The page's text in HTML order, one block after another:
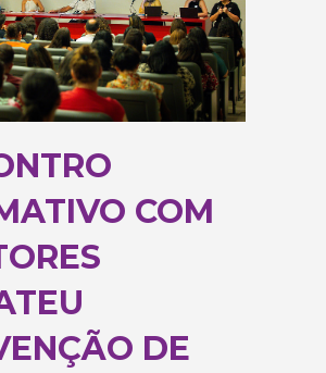
COM
DE